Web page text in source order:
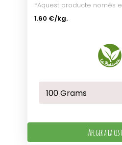
*Aquest producte només
1.60 €/kg.
Afegir a la